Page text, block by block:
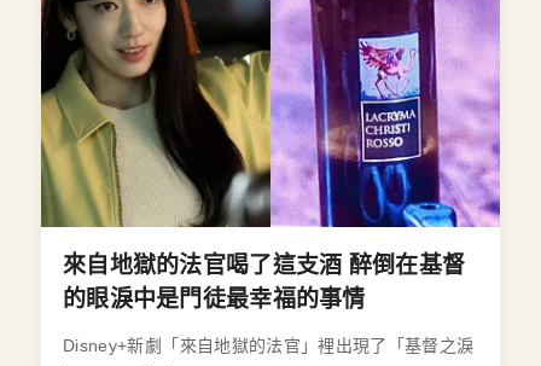
來自地獄的法官喝了這支酒 醉倒在基督
的眼淚中是門徒最幸福的事情
Disney+新劇「來自地獄的法官」裡出現了「基督之淚